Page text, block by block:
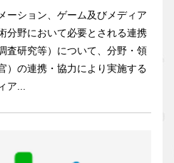
ーション、ゲーム及びメディア
分野において必要とされる連携
査研究等）について、分野・領
）の連携・協力により実施する
ア...